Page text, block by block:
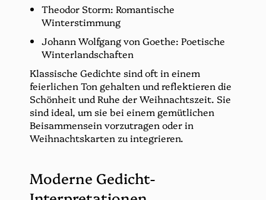
Theodor Storm: Romantische
Winterstimmung
Johann Wolfgang von Goethe: Poetische
Winterlandschaften
Klassische Gedichte sind oft in einem
feierlichen Ton gehalten und reflektieren die
Schönheit und Ruhe der Weihnachtszeit. Sie
sind ideal, um sie bei einem gemütlichen
Beisammensein vorzutragen oder in
Weihnachtskarten zu integrieren.
Moderne Gedicht-